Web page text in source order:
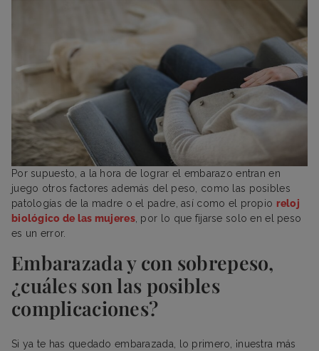
Por supuesto, a la hora de lograr el embarazo entran en
juego otros factores además del peso, como las posibles
patologías de la madre o el padre, así como el propio reloj
biológico de las mujeres, por lo que fijarse solo en el peso
es un error.
Embarazada y con sobrepeso,
¿cuáles son las posibles
complicaciones?
Si ya te has quedado embarazada, lo primero, ¡nuestra más